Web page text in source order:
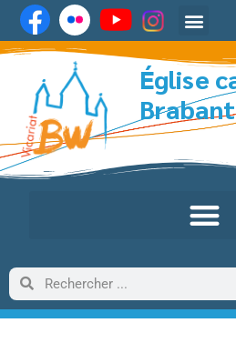
Église